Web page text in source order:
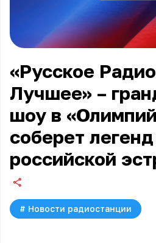
«Русское
Лучшее» –
шоу в
соберет легенд
российской
# Новости радиостанции